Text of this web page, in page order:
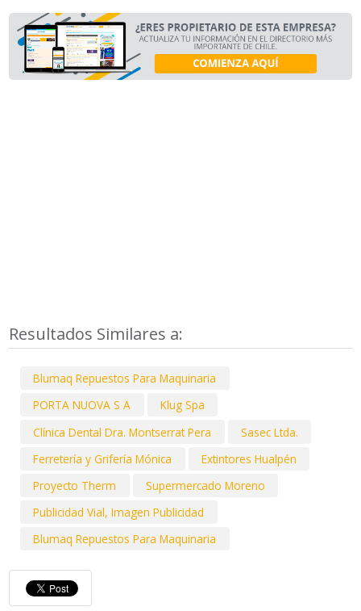
Resultados Similares a:
Blumaq Repuestos Para Maquinaria
PORTA NUOVA S A
Klug Spa
Clínica Dental Dra. Montserrat Pera
Sasec Ltda.
Ferretería y Grifería Mónica
Extintores Hualpén
Proyecto Therm
Supermercado Moreno
Publicidad Vial, Imagen Publicidad
Blumaq Repuestos Para Maquinaria